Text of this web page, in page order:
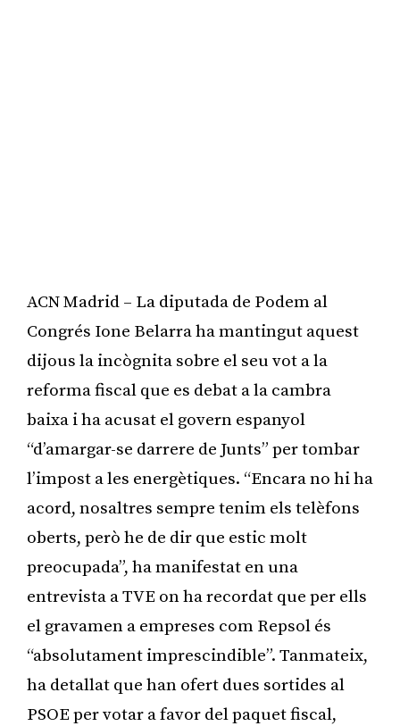
ACN Madrid – La diputada de Podem al
Congrés Ione Belarra ha mantingut aquest
dijous la incògnita sobre el seu vot a la
reforma fiscal que es debat a la cambra
baixa i ha acusat el govern espanyol
“d’amargar-se darrere de Junts” per tombar
l’impost a les energètiques. “Encara no hi ha
acord, nosaltres sempre tenim els telèfons
oberts, però he de dir que estic molt
preocupada”, ha manifestat en una
entrevista a TVE on ha recordat que per ells
el gravamen a empreses com Repsol és
“absolutament imprescindible”. Tanmateix,
ha detallat que han ofert dues sortides al
PSOE per votar a favor del paquet fiscal,